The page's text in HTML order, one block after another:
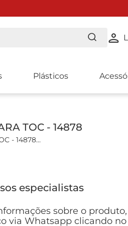
Plásticos
TOC - 14878
- 14878
necessário para análise: 3 mL
especialistas
sobre o
via Whatsapp clicando